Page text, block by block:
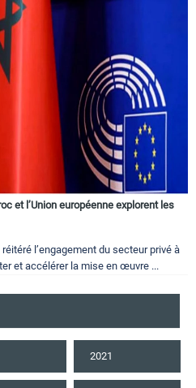
et l’Union européenne explorent les
l’engagement du secteur privé à
et accélérer la mise en œuvre ...
2021